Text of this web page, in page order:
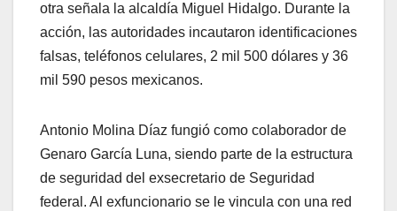
otra señala la alcaldía Miguel Hidalgo. Durante la
acción, las autoridades incautaron identificaciones
falsas, teléfonos celulares, 2 mil 500 dólares y 36
mil 590 pesos mexicanos.
Antonio Molina Díaz fungió como colaborador de
Genaro García Luna, siendo parte de la estructura
de seguridad del exsecretario de Seguridad
federal. Al exfuncionario se le vincula con una red